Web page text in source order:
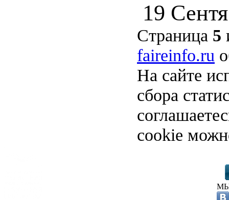
19
Страница 5
faireinfo.ru
На сайте
сбора
cookie